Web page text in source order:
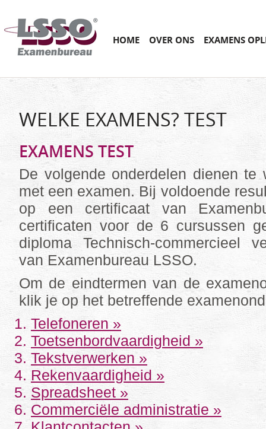
Main menu
SKIP
HOME OVER ONS EXAMENS
WELKE EXAMENS? TEST
EXAMENS TEST
De volgende onderdelen dienen te
met een examen. Bij voldoende
op een certificaat van
certificaten voor de 6 cursussen
diploma Technisch-commercieel
van Examenbureau LSSO.
Om de eindtermen van de
klik je op het betreffende
Telefoneren »
Toetsenbordvaardigheid »
Tekstverwerken »
Rekenvaardigheid »
Spreadsheet »
Commerciële administratie »